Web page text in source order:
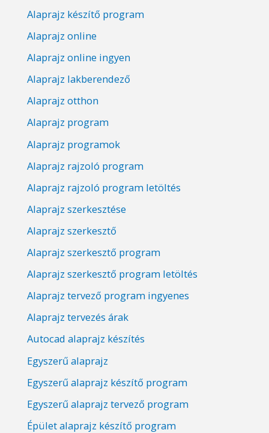
Alaprajz készítő program
Alaprajz online
Alaprajz online ingyen
Alaprajz lakberendező
Alaprajz otthon
Alaprajz program
Alaprajz programok
Alaprajz rajzoló program
Alaprajz rajzoló program letöltés
Alaprajz szerkesztése
Alaprajz szerkesztő
Alaprajz szerkesztő program
Alaprajz szerkesztő program letöltés
Alaprajz tervező program ingyenes
Alaprajz tervezés árak
Autocad alaprajz készítés
Egyszerű alaprajz
Egyszerű alaprajz készítő program
Egyszerű alaprajz tervező program
Épület alaprajz készítő program